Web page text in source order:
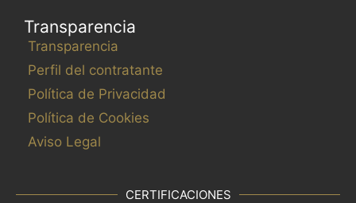
Transparencia
Transparencia
Perfil del contratante
Política de Privacidad
Política de Cookies
Aviso Legal
CERTIFICACIONES